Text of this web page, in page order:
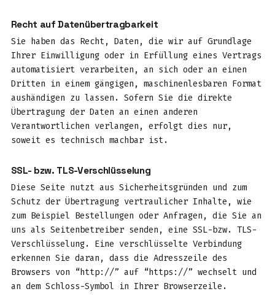
Recht auf Datenübertragbarkeit
Sie haben das Recht, Daten, die wir auf Grundlage
Ihrer Einwilligung oder in Erfüllung eines Vertrags
automatisiert verarbeiten, an sich oder an einen
Dritten in einem gängigen, maschinenlesbaren Format
aushändigen zu lassen. Sofern Sie die direkte
Übertragung der Daten an einen anderen
Verantwortlichen verlangen, erfolgt dies nur,
soweit es technisch machbar ist.
SSL- bzw. TLS-Verschlüsselung
Diese Seite nutzt aus Sicherheitsgründen und zum
Schutz der Übertragung vertraulicher Inhalte, wie
zum Beispiel Bestellungen oder Anfragen, die Sie an
uns als Seitenbetreiber senden, eine SSL-bzw. TLS-
Verschlüsselung. Eine verschlüsselte Verbindung
erkennen Sie daran, dass die Adresszeile des
Browsers von “http://” auf “https://” wechselt und
an dem Schloss-Symbol in Ihrer Browserzeile.